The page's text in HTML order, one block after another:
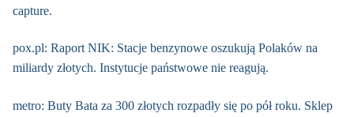
capture.
pox.pl: Raport NIK: Stacje benzynowe oszukują Polaków na
miliardy złotych. Instytucje państwowe nie reagują.
metro: Buty Bata za 300 złotych rozpadły się po pół roku. Sklep